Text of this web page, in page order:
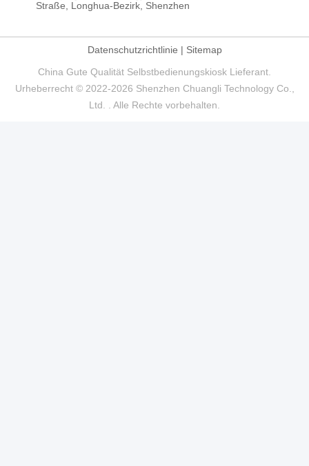
Straße, Longhua-Bezirk, Shenzhen
Datenschutzrichtlinie | Sitemap
China Gute Qualität Selbstbedienungskiosk Lieferant.
Urheberrecht © 2022-2026 Shenzhen Chuangli Technology Co.,
Ltd. . Alle Rechte vorbehalten.